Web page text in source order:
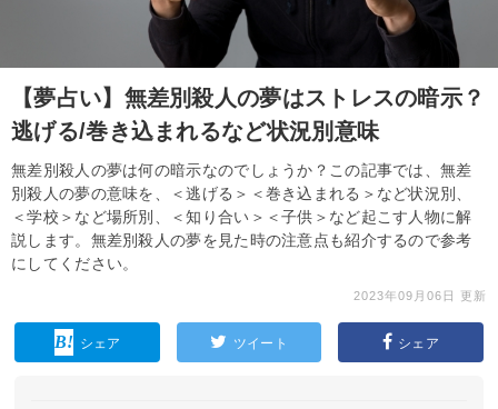
【夢占い】無差別殺人の夢はストレスの暗示？
逃げる/巻き込まれるなど状況別意味
無差別殺人の夢は何の暗示なのでしょうか？この記事では、無差
別殺人の夢の意味を、＜逃げる＞＜巻き込まれる＞など状況別、
＜学校＞など場所別、＜知り合い＞＜子供＞など起こす人物に解
説します。無差別殺人の夢を見た時の注意点も紹介するので参考
にしてください。
2023年09月06日 更新
シェア ツイート シェア